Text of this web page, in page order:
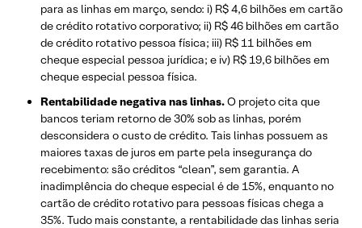
para as linhas em março, sendo: i) R$ 4,6 bilhões em cartão
de crédito rotativo corporativo; ii) R$ 46 bilhões em cartão
de crédito rotativo pessoa física; iii) R$ 11 bilhões em
cheque especial pessoa jurídica; e iv) R$ 19,6 bilhões em
cheque especial pessoa física.
Rentabilidade negativa nas linhas.O projeto cita que
bancos teriam retorno de 30% sob as linhas, porém
desconsidera o custo de crédito. Tais linhas possuem as
maiores taxas de juros em parte pela insegurança do
recebimento: são créditos “clean”, sem garantia. A
inadimplência do cheque especial é de 15%, enquanto no
cartão de crédito rotativo para pessoas físicas chega a
35%. Tudo mais constante, a rentabilidade das linhas seria